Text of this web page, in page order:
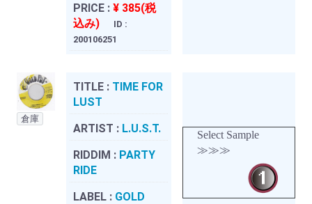
PRICE : ¥ 385(税
込み)
ID :
200106251
倉庫
TITLE : TIME FOR
LUST
ARTIST : L.U.S.T.
RIDDIM : PARTY
RIDE
LABEL : GOLD
Select Sample
≫≫≫